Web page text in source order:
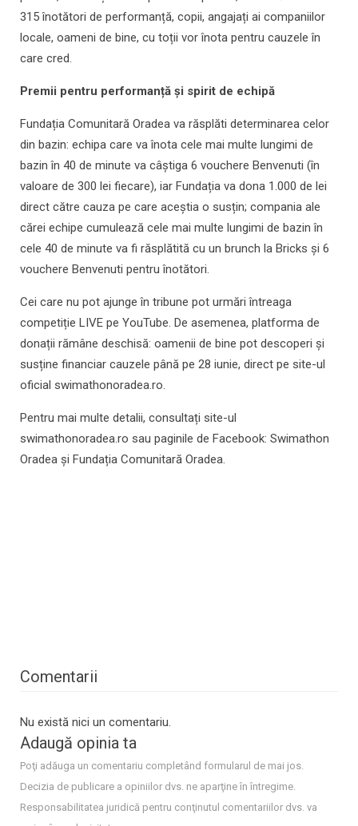
315 înotători de performanță, copii, angajați ai companiilor
locale, oameni de bine, cu toții vor înota pentru cauzele în
care cred.
Premii pentru performanță și spirit de echipă
Fundația Comunitară Oradea va răsplăti determinarea celor
din bazin: echipa care va înota cele mai multe lungimi de
bazin în 40 de minute va câștiga 6 vouchere Benvenuti (în
valoare de 300 lei fiecare), iar Fundația va dona 1.000 de lei
direct către cauza pe care aceștia o susțin; compania ale
cărei echipe cumulează cele mai multe lungimi de bazin în
cele 40 de minute va fi răsplătită cu un brunch la Bricks și 6
vouchere Benvenuti pentru înotători.
Cei care nu pot ajunge în tribune pot urmări întreaga
competiție LIVE pe YouTube. De asemenea, platforma de
donații rămâne deschisă: oamenii de bine pot descoperi și
susține financiar cauzele până pe 28 iunie, direct pe site-ul
oficial swimathonoradea.ro.
Pentru mai multe detalii, consultați site-ul
swimathonoradea.ro sau paginile de Facebook: Swimathon
Oradea și Fundația Comunitară Oradea.
Comentarii
Nu există nici un comentariu.
Adaugă opinia ta
Poţi adăuga un comentariu completând formularul de mai jos.
Decizia de publicare a opiniilor dvs. ne aparţine în întregime.
Responsabilitatea juridică pentru conţinutul comentariilor dvs. va